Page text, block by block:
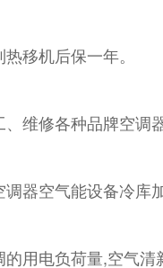
移机后保一年。
维修各种品牌空调
器空气能设备冷库
用电负荷量,空气清